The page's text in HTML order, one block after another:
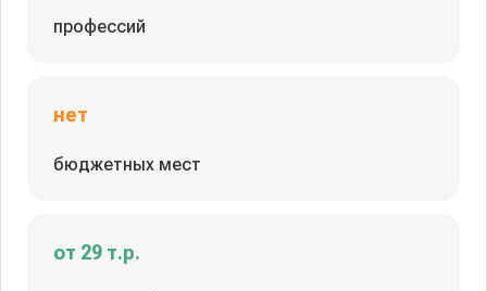
профессий
нет
бюджетных мест
от 29 т.р.